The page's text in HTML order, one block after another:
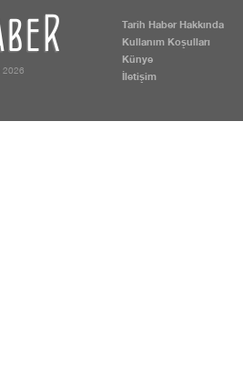
Tarih Haber Hakkında
Kullanım Koşulları
Künye
İletişim
2026